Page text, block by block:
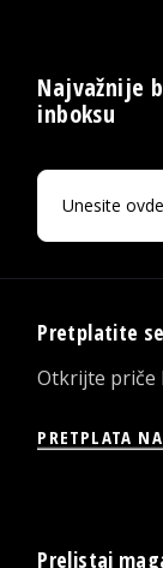
Najvažnije
inboksu
Pretplatite se
Otkrijte priče
PRETPLATA
Prelistaj